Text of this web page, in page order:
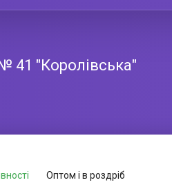
41 "Королівська"
Оптом і в роздріб